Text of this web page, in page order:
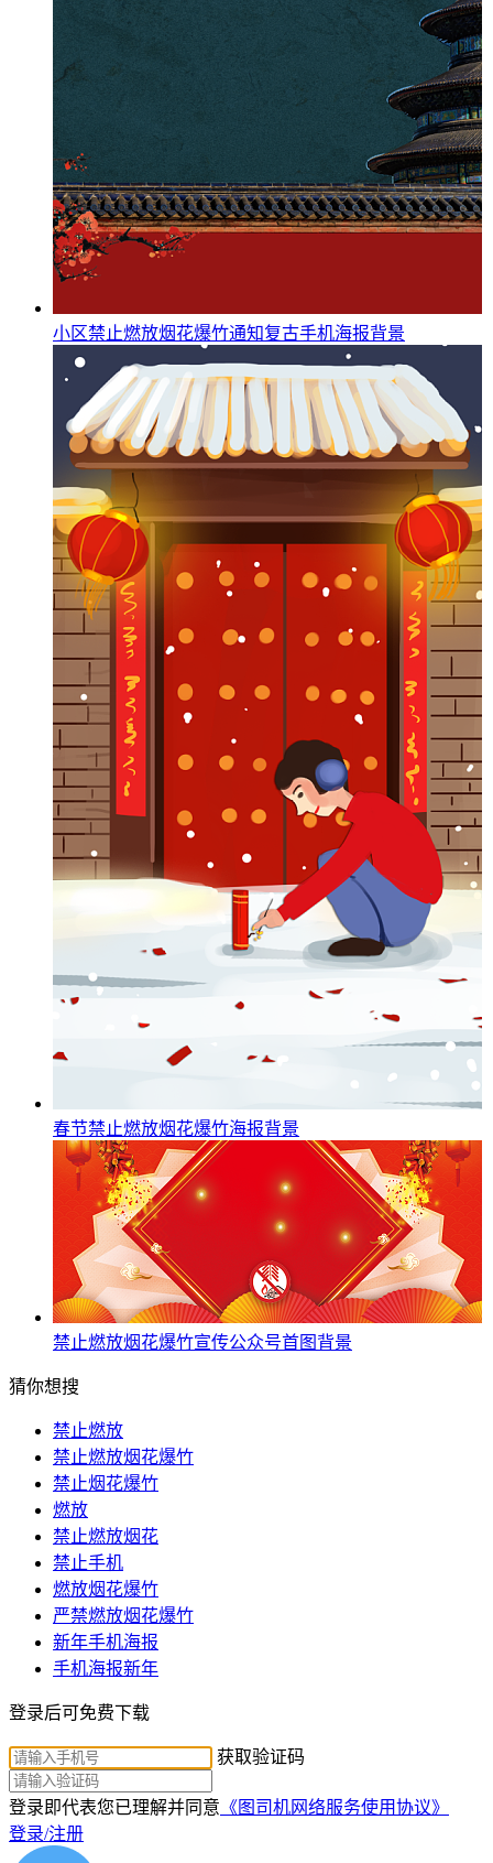
小区禁止燃放烟花爆竹通知复古手机海报背景
春节禁止燃放烟花爆竹海报背景
禁止燃放烟花爆竹宣传公众号首图背景
猜你想搜
禁止燃放
禁止燃放烟花爆竹
禁止烟花爆竹
燃放
禁止燃放烟花
禁止手机
燃放烟花爆竹
严禁燃放烟花爆竹
新年手机海报
手机海报新年
登录后可免费下载
获取验证码
登录即代表您已理解并同意 《图司机网络服务使用协议》
登录/注册